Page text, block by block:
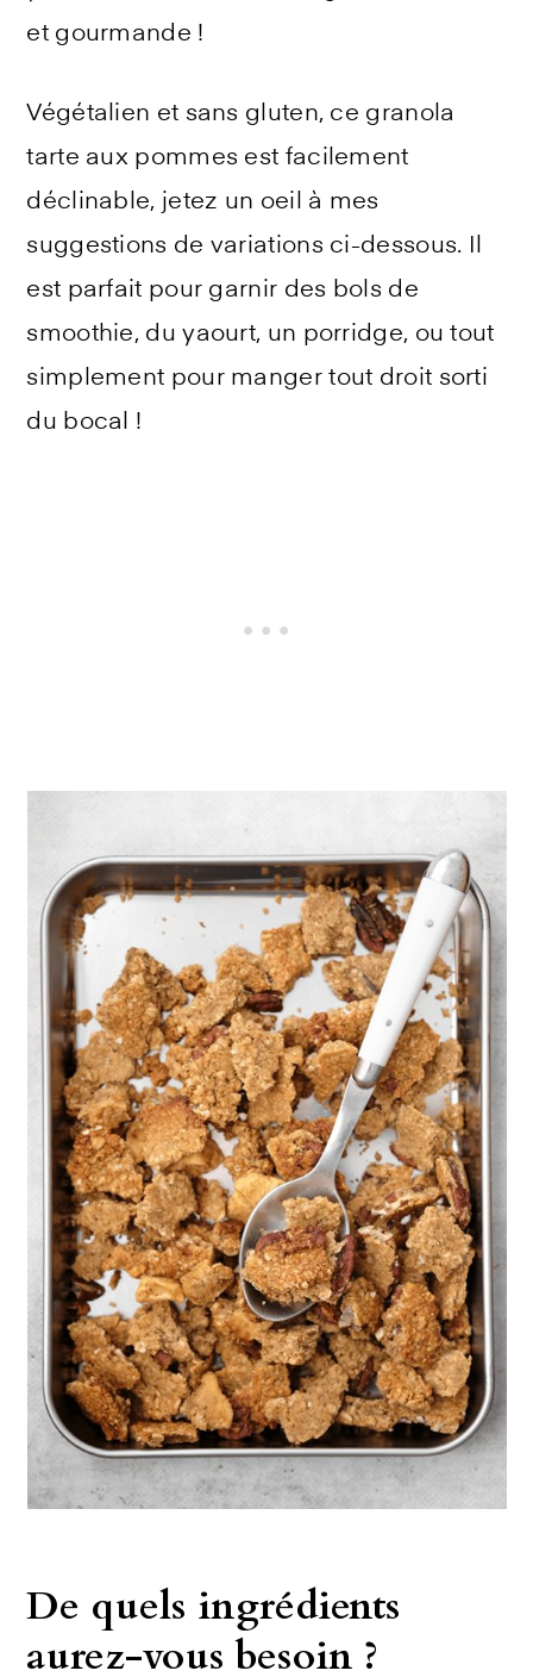
et gourmande !
Végétalien et sans gluten, ce granola
tarte aux pommes est facilement
déclinable, jetez un oeil à mes
suggestions de variations ci-dessous. Il
est parfait pour garnir des bols de
smoothie, du yaourt, un porridge, ou tout
simplement pour manger tout droit sorti
du bocal !
De quels ingrédients
aurez-vous besoin ?